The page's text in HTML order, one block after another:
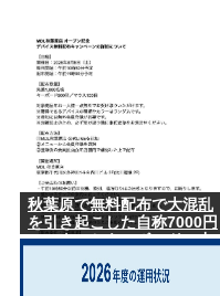
秋葉原で無料配布で大混乱
を引き起こした自称7000円
のマウスとキーボード、中
るゴミだったwww